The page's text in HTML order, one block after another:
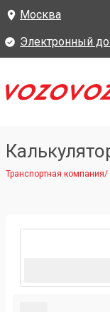
Москва
Электронный
Транспортная компания/